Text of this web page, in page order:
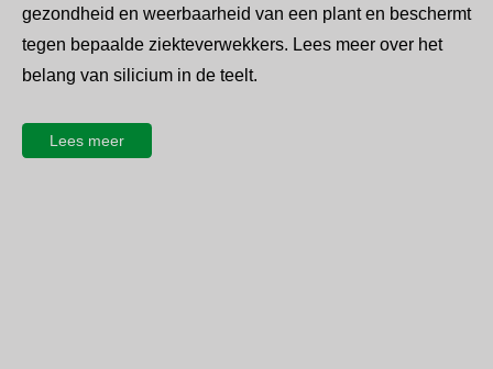
gezondheid en weerbaarheid van een plant en beschermt
tegen bepaalde ziekteverwekkers. Lees meer over het
belang van silicium in de teelt.
Lees meer